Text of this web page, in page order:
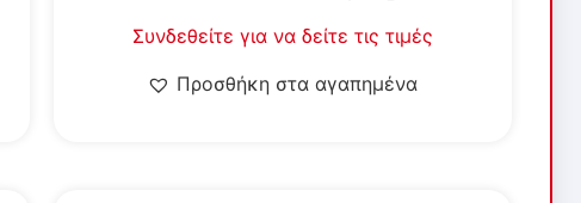
Συνδεθείτε για να δείτε τις τιμές
Προσθήκη στα αγαπημένα